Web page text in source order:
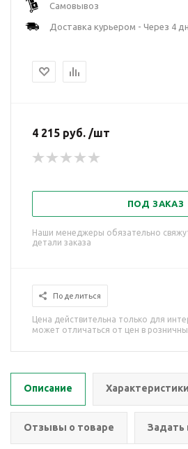
Самовывоз
Доставка курьером - Через 4
4 215 руб. /шт
ПОД ЗАКАЗ
Наши менеджеры обязательно
детали заказа
Поделиться
Цена действительна только для
может отличаться от цен в
Описание Характеристики
Отзывы о товаре Задать